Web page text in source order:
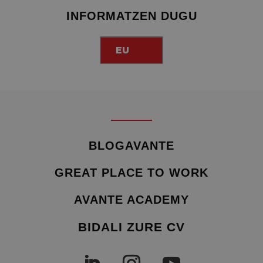
INFORMATZEN DUGU
EU
BLOGAVANTE
GREAT PLACE TO WORK
AVANTE ACADEMY
BIDALI ZURE CV